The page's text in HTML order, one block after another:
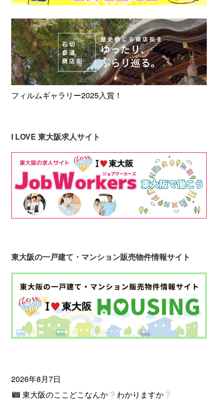
フィルムギャラリー2025入賞！
I LOVE 東大阪求人サイト
東大阪の一戸建て・マンション販売物件情報サイト
2026年8月7日
東大阪のここどこなんか
わかりますか